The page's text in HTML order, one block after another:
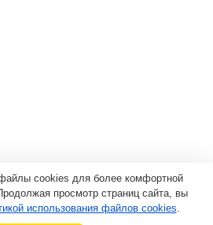
cookies для более комфортной
просмотр страниц сайта, вы
использования файлов cookies.